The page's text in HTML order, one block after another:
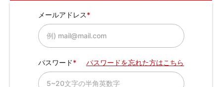
メールアドレス
パスワード パスワードを忘れた方はこちら